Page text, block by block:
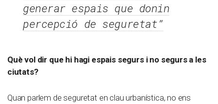
generar espais que donin
percepció de seguretat”
Què vol dir que hi hagi espais segurs i no segurs a les
ciutats?
Quan parlem de seguretat en clau urbanística, no ens